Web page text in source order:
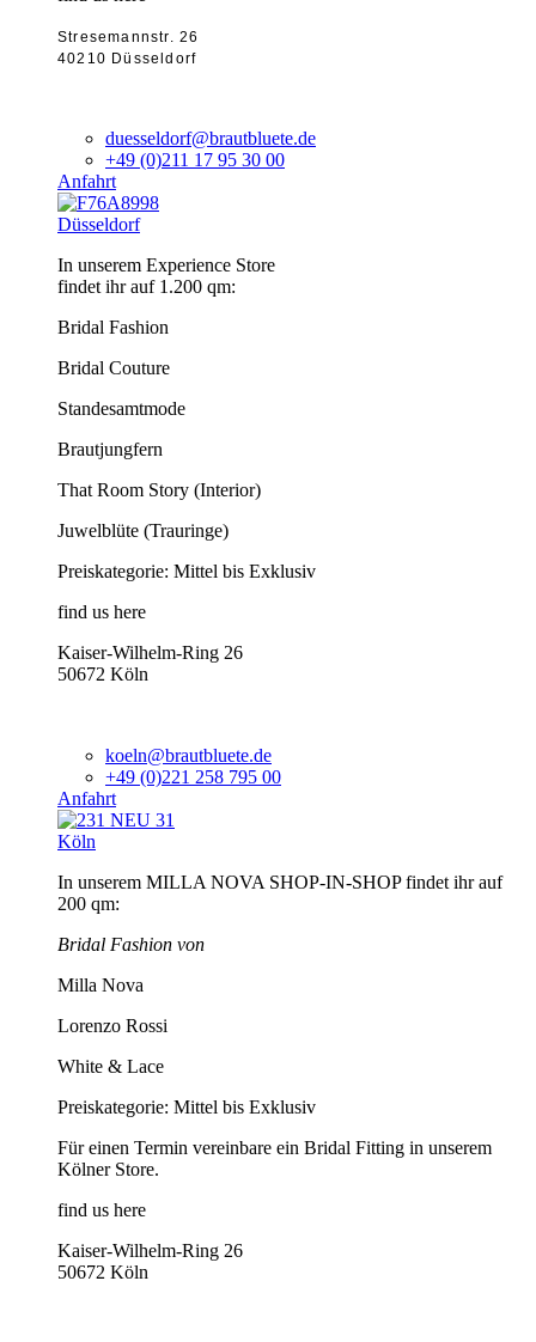
Stresemannstr. 26
40210 Düsseldorf
duesseldorf@brautbluete.de
+49 (0)211 17 95 30 00
Anfahrt
Düsseldorf
In unserem Experience Store
findet ihr auf 1.200 qm:
Bridal Fashion
Bridal Couture
Standesamtmode
Brautjungfern
That Room Story (Interior)
Juwelblüte (Trauringe)
Preiskategorie: Mittel bis Exklusiv
find us here
Kaiser-Wilhelm-Ring 26
50672 Köln
koeln@brautbluete.de
+49 (0)221 258 795 00
Anfahrt
Köln
In unserem MILLA NOVA SHOP-IN-SHOP findet ihr auf
200 qm:
Bridal Fashion von
Milla Nova
Lorenzo Rossi
White & Lace
Preiskategorie: Mittel bis Exklusiv
Für einen Termin vereinbare ein Bridal Fitting in unserem
Kölner Store.
find us here
Kaiser-Wilhelm-Ring 26
50672 Köln